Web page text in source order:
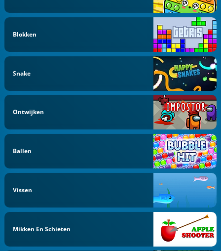
Blokken
Snake
Ontwijken
Ballen
Vissen
Mikken En Schieten